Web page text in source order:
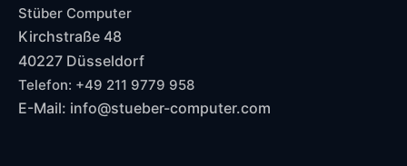
Stüber Computer
Kirchstraße 48
40227 Düsseldorf
Telefon: +49 211 9779 958
E-Mail: info@stueber-computer.com